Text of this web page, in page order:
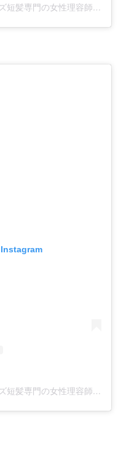
A post shared by 瀬川さやの |メンズ短髪専門の女性理容師|浅草 (@stylist.saya)
A post shared by 瀬川さやの |メンズ短髪専門の女性理容師|浅草 (@stylist.saya)